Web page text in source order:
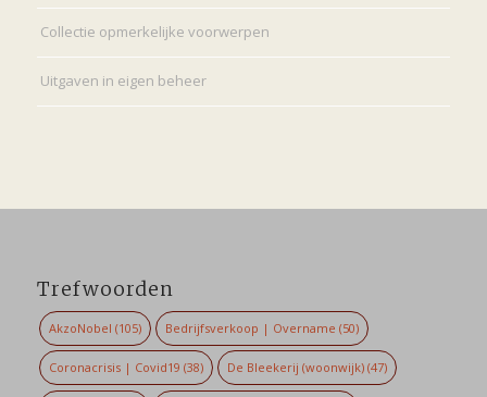
Collectie opmerkelijke voorwerpen
Uitgaven in eigen beheer
Trefwoorden
AkzoNobel (105) Bedrijfsverkoop | Overname (50)
Coronacrisis | Covid19 (38) De Bleekerij (woonwijk) (47)